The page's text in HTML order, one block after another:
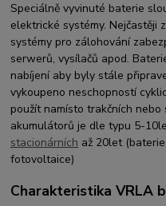
Speciálně vyvinuté baterie
elektrické systémy. Nejčastěji
systémy pro zálohování
serwerů, vysílačů apod.
nabíjení aby byly stále
vykoupeno neschopností
použít namísto trakčních
akumulátorů je dle typu 5-
stacionárních až 20let
fotovoltaice)
Charakteristika VRLA